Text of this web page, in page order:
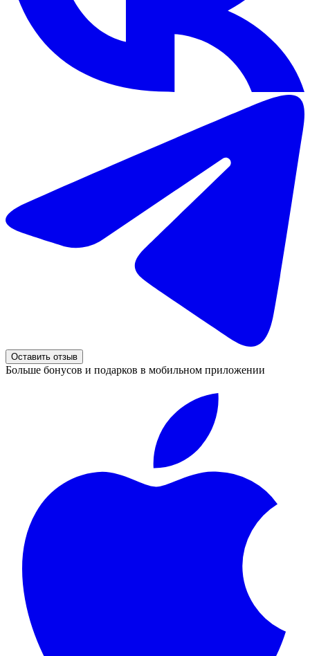
Оставить отзыв
Больше бонусов и подарков в мобильном приложении